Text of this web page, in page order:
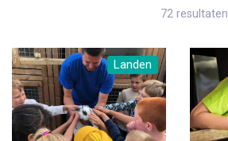
72 resultaten
Landen